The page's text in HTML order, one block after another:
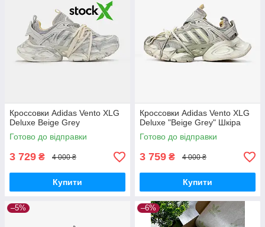
Кроссовки Adidas Vento XLG
Deluxe Beige Grey
Готово до відправки
3 729 ₴ 4 000 ₴
Купити
Кроссовки Adidas Vento XLG
Deluxe "Beige Grey" Шкіра
Готово до відправки
3 759 ₴ 4 000 ₴
Купити
–5% –6%